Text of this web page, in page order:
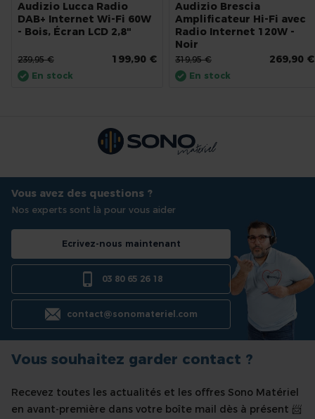
Audizio Lucca Radio
DAB+ Internet Wi-Fi 60W
- Bois, Écran LCD 2,8"
199,90 €
239,95 €
En stock
Audizio Brescia
Amplificateur Hi-Fi avec
Radio Internet 120W -
Noir
269,90 €
319,95 €
En stock
Vous avez des questions ?
Nos experts sont là pour vous aider
Ecrivez-nous maintenant
03 80 65 26 18
contact@sonomateriel.com
Vous souhaitez garder contact ?
Recevez toutes les actualités et les offres Sono Matériel
en avant-première dans votre boîte mail dès à présent 📨